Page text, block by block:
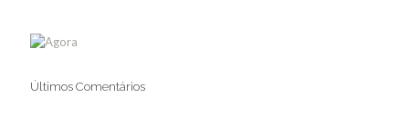
Últimos Comentários